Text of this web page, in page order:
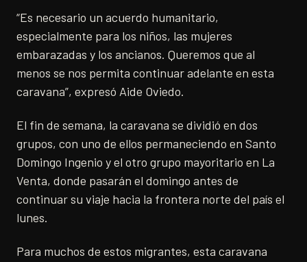
“Es necesario un acuerdo humanitario,
especialmente para los niños, las mujeres
embarazadas y los ancianos. Queremos que al
menos se nos permita continuar adelante en esta
caravana”, expresó Aide Oviedo.
El fin de semana, la caravana se dividió en dos
grupos, con uno de ellos permaneciendo en Santo
Domingo Ingenio y el otro grupo mayoritario en La
Venta, donde pasarán el domingo antes de
continuar su viaje hacia la frontera norte del país el
lunes.
Para muchos de estos migrantes, esta caravana